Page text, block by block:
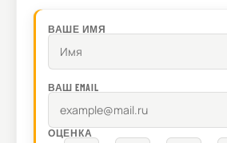
ВАШЕ ИМЯ
ВАШ EMAIL
ОЦЕНКА